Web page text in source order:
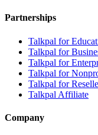
Partnerships
Talkpal for
Talkpal for
Talkpal for
Talkpal for
Talkpal for
Talkpal Affiliate
Company